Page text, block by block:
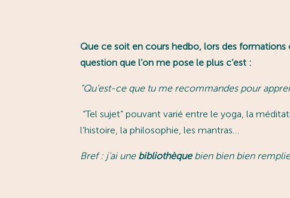
Que ce soit en cours hedbo, lors des formations
question que l’on me pose le plus c’est :
“Qu’est-ce que tu me recommandes pour
“Tel sujet” pouvant varié entre le yoga, la
l’histoire, la philosophie, les mantras…
Bref : j’ai une bibliothèquebien bien bien